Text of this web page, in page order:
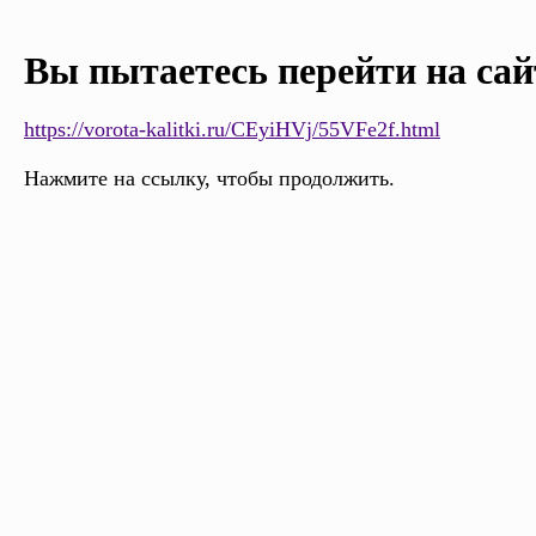
Вы пытаетесь перейти на
https://vorota-kalitki.ru/CEyiHVj/55VFe2f.html
Нажмите на ссылку, чтобы продолжить.